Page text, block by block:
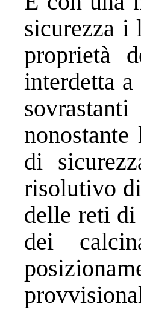
sicurezza i
proprietà
interdetta
di
risolutivo
delle reti di
dei